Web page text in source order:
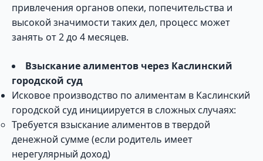
привлечения органов опеки, попечительства и
высокой значимости таких дел, процесс может
занять от 2 до 4 месяцев.
Взыскание алиментов через Каслинский
городской суд
Исковое производство по алиментам в Каслинский
городской суд инициируется в сложных случаях:
Требуется взыскание алиментов в твердой
денежной сумме (если родитель имеет
нерегулярный доход)